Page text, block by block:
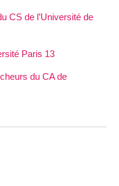
CS de l’Université de
Paris 13
du CA de